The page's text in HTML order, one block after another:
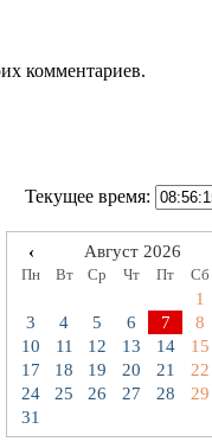
комментариев.
Текущее время:
‹ Август 2026
Пн Вт Ср Чт Пт Сб
1
3
4 5 6 7 8
10
11 12 13 14 15
17
18 19 20 21 22
24
25 26 27 28 29
31